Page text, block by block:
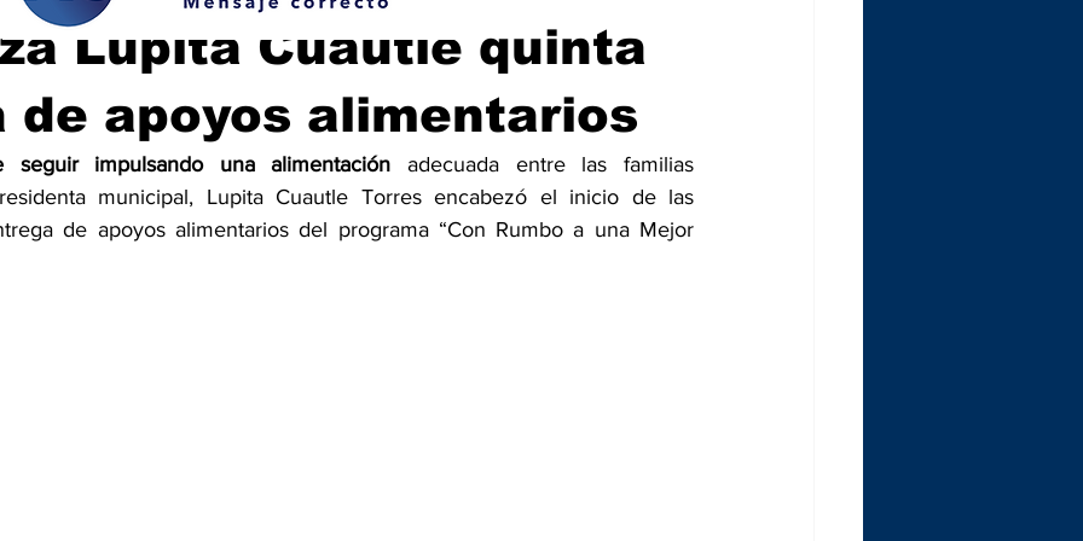
Lupita Cuautle quinta
de apoyos alimentarios
impulsando una alimentación adecuada entre las familias
municipal, Lupita Cuautle Torres encabezó el inicio de las
de apoyos alimentarios del programa “Con Rumbo a una Mejor